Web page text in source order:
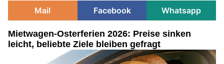
Mail
Facebook Whatsapp
Mietwagen-Osterferien 2026: Preise sinken
leicht, beliebte Ziele bleiben gefragt